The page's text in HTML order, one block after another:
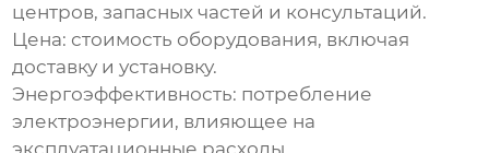
центров, запасных частей и консультаций.
Цена: стоимость оборудования, включая
доставку и установку.
Энергоэффективность: потребление
электроэнергии, влияющее на